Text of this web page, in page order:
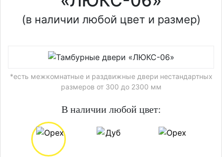
(в наличии любой цвет и размер)
*есть межкомнатные и раздвижные двери нестандартных
размеров от 300 до 2300 мм
В наличии любой цвет: